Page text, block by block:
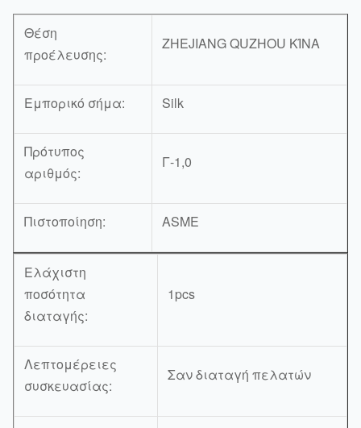
Θέση
προέλευσης:
ZHEJIANG QUZHOU ΚΊΝΑ
Εμπορικό σήμα: Silk
Πρότυπος
αριθμός:
Γ-1,0
Πιστοποίηση: ASME
Ελάχιστη
ποσότητα
διαταγής:
1pcs
Λεπτομέρειες
συσκευασίας:
Σαν διαταγή πελατών